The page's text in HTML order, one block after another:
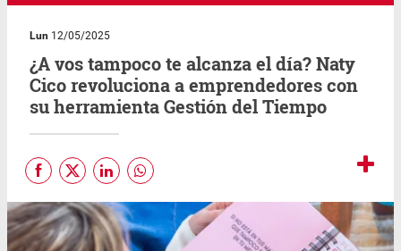
Lun 12/05/2025
¿A vos tampoco te alcanza el día? Naty
Cico revoluciona a emprendedores con
su herramienta Gestión del Tiempo